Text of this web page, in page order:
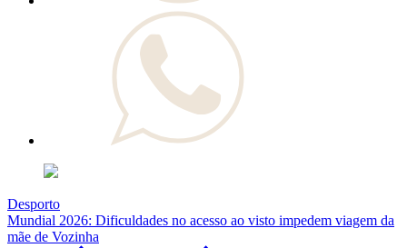
Desporto
Mundial 2026: Dificuldades no acesso ao visto impedem viagem da
mãe de Vozinha